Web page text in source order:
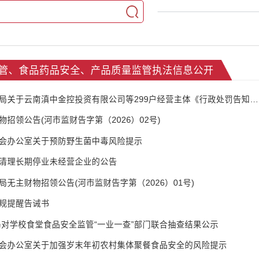
、食品药品安全、产品质量监管执法信息公开
招领公告(河市监财告字第（2026）02号)
办公室关于预防野生菌中毒风险提示
理长期停业未经营企业的公告
无主财物招领公告(河市监财告字第（2026）01号)
提醒告诫书
学校食堂食品安全监管“一业一查”部门联合抽查结果公示
办公室关于加强岁末年初农村集体聚餐食品安全的风险提示